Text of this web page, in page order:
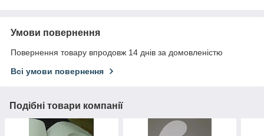
Умови повернення
Повернення товару впродовж 14 днів за домовленістю
Всі умови повернення
Подібні товари компанії